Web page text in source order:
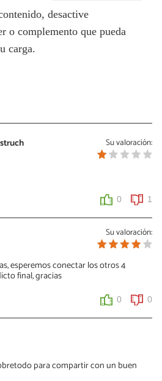
desactive
o complemento que pueda
carga.
Su valoración:
0 1
Su valoración:
esperemos conectar los otros 4
final, gracias
0 0
para compartir con un buen